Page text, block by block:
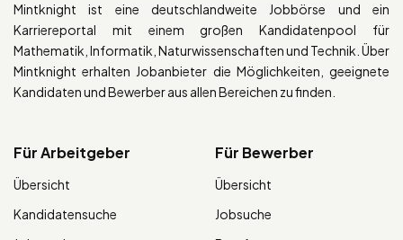
Mintknight ist eine deutschlandweite Jobbörse und ein
Karriereportal mit einem großen Kandidatenpool für
Mathematik, Informatik, Naturwissenschaften und Technik. Über
Mintknight erhalten Jobanbieter die Möglichkeiten, geeignete
Kandidaten und Bewerber aus allen Bereichen zu finden.
Für Arbeitgeber
Übersicht
Kandidatensuche
Für Bewerber
Übersicht
Jobsuche